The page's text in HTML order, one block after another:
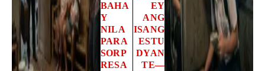
BAHA
Y
NILA
PARA
SORP
RESA
EY
ANG
ISANG
ESTU
DYAN
TE—